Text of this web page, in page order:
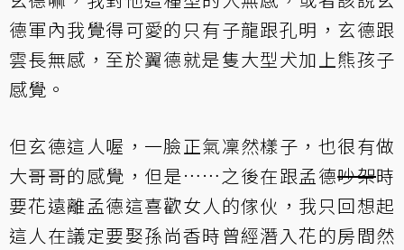
德軍內我覺得可愛的只有子龍跟孔明，玄德跟
雲長無感，至於翼德就是隻大型犬加上熊孩子
感覺。
但玄德這人喔，一臉正氣凜然樣子，也很有做
大哥哥的感覺，但是……之後在跟孟德吵架時
要花遠離孟德這喜歡女人的傢伙，我只回想起
這人在議定要娶孫尚香時曾經潛入花的房間然